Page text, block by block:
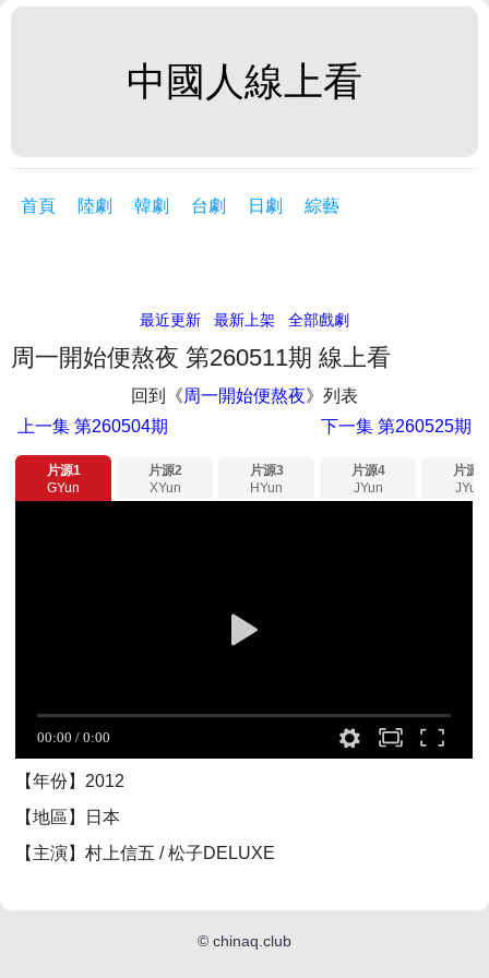
中國人線上看
首頁 陸劇 韓劇 台劇 日劇 綜藝
最近更新 最新上架 全部戲劇
周一開始便熬夜 第260511期 線上看
回到《周一開始便熬夜》列表
上一集 第260504期 下一集第260525期
片源1
GYun
片源2
XYun
片源3
HYun
片源4
JYun
片源5
JYun
【年份】2012
【地區】日本
【主演】村上信五 / 松子DELUXE
© chinaq.club